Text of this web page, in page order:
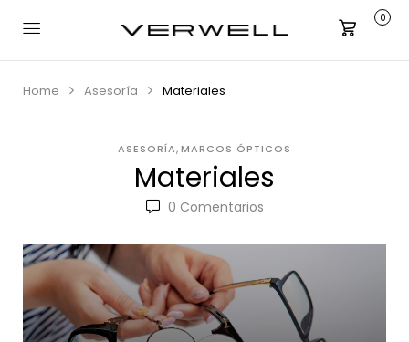
Carrito
0
Home Asesoría Materiales
ASESORÍA,MARCOS ÓPTICOS
Materiales
0 Comentarios